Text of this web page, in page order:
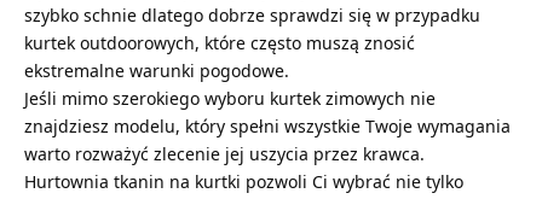
szybko schnie dlatego dobrze sprawdzi się w przypadku
kurtek outdoorowych, które często muszą znosić
ekstremalne warunki pogodowe.
Jeśli mimo szerokiego wyboru kurtek zimowych nie
znajdziesz modelu, który spełni wszystkie Twoje wymagania
warto rozważyć zlecenie jej uszycia przez krawca.
Hurtownia tkanin na kurtki pozwoli Ci wybrać nie tylko